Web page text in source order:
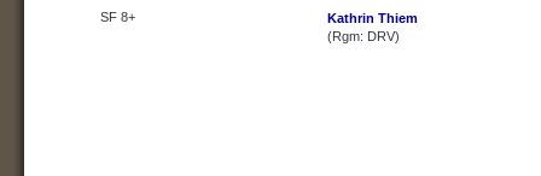
SF 8+
Kathrin Thiem
(Rgm: DRV)